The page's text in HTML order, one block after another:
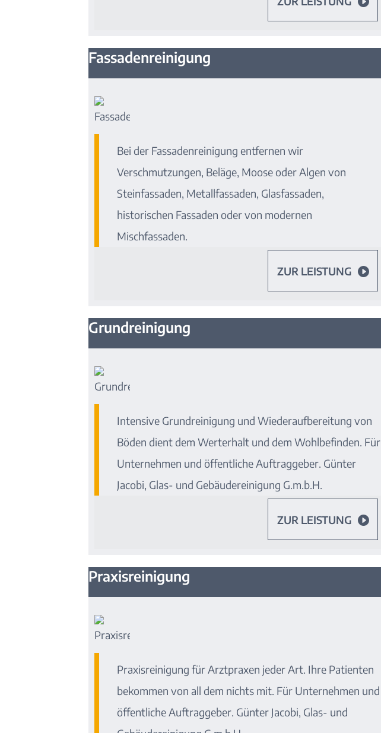
Fassadenreinigung
Bei der Fassadenreinigung entfernen wir
Verschmutzungen, Beläge, Moose oder Algen von
Steinfassaden, Metallfassaden, Glasfassaden,
historischen Fassaden oder von modernen
Mischfassaden.
ZUR LEISTUNG 
Grundreinigung
Intensive Grundreinigung und Wiederaufbereitung von
Böden dient dem Werterhalt und dem Wohlbefinden. Für
Unternehmen und öffentliche Auftraggeber. Günter
Jacobi, Glas- und Gebäudereinigung G.m.b.H.
ZUR LEISTUNG 
Praxisreinigung
Praxisreinigung für Arztpraxen jeder Art. Ihre Patienten
bekommen von all dem nichts mit. Für Unternehmen und
öffentliche Auftraggeber. Günter Jacobi, Glas- und